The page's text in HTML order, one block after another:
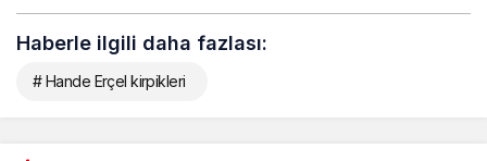
Haberle ilgili daha fazlası:
# Hande Erçel kirpikleri